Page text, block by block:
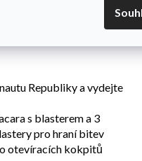
a otáčet digitální 3D
Republiky a vydejte
s blasterem a 3
pro hraní bitev
otevíracích kokpitů